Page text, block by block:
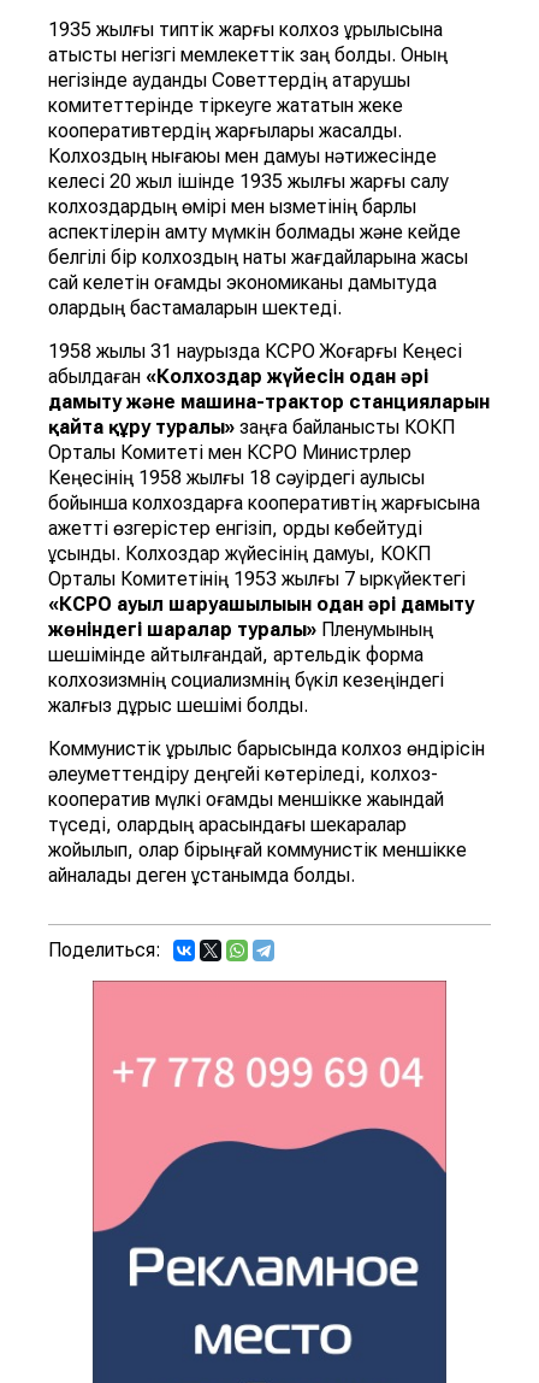
1935 жылғы типтік жарғы колхоз құрылысына
қатысты негізгі мемлекеттік заң болды. Оның
негізінде аудандық Советтердің атқарушы
комитеттерінде тіркеуге жататын жеке
кооперативтердің жарғылары жасалды.
Колхоздың нығаюы мен дамуы нәтижесінде
келесі 20 жыл ішінде 1935 жылғы жарғы салу
колхоздардың өмірі мен қызметінің барлық
аспектілерін қамту мүмкін болмады және кейде
белгілі бір колхоздың нақты жағдайларына жақсы
сай келетін қоғамдық экономиканы дамытуда
олардың бастамаларын шектеді.
1958 жылы 31 наурызда КСРО Жоғарғы Кеңесі
қабылдаған «Колхоздар жүйесін одан әрі
дамыту және машина-трактор станцияларын
қайта құру туралы» заңға байланысты КОКП
Орталық Комитеті мен КСРО Министрлер
Кеңесінің 1958 жылғы 18 сәуірдегі қаулысы
бойынша колхоздарға кооперативтің жарғысына
қажетті өзгерістер енгізіп, қорды көбейтуді
ұсынды. Колхоздар жүйесінің дамуы, КОКП
Орталық Комитетінің 1953 жылғы 7 қыркүйектегі
«КСРО ауыл шаруашылыын одан әрі дамыту
жөніндегі шаралар туралы» Пленумының
шешімінде айтылғандай, артельдік форма
колхозизмнің социализмнің бүкіл кезеңіндегі
жалғыз дұрыс шешімі болды.
Коммунистік құрылыс барысында колхоз өндірісін
әлеуметтендіру деңгейі көтеріледі, колхоз-
кооператив мүлкі қоғамдық меншікке жақындай
түседі, олардың арасындағы шекаралар
жойылып, олар бірыңғай коммунистік меншікке
айналады деген ұстанымда болды.
Поделиться: